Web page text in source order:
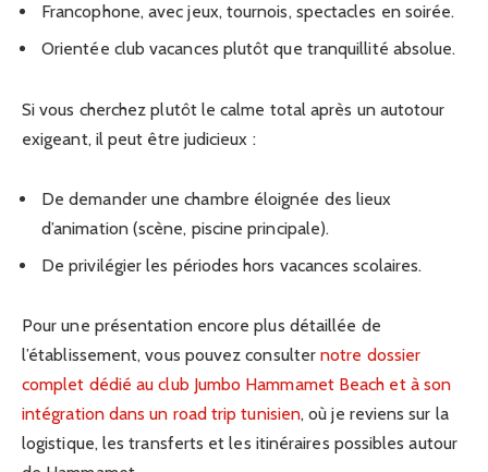
Francophone, avec jeux, tournois, spectacles en soirée.
Orientée club vacances plutôt que tranquillité absolue.
Si vous cherchez plutôt le calme total après un autotour
exigeant, il peut être judicieux :
De demander une chambre éloignée des lieux
d’animation (scène, piscine principale).
De privilégier les périodes hors vacances scolaires.
Pour une présentation encore plus détaillée de
l’établissement, vous pouvez consulternotre dossier
complet dédié au club Jumbo Hammamet Beach et à son
intégration dans un road trip tunisien, où je reviens sur la
logistique, les transferts et les itinéraires possibles autour